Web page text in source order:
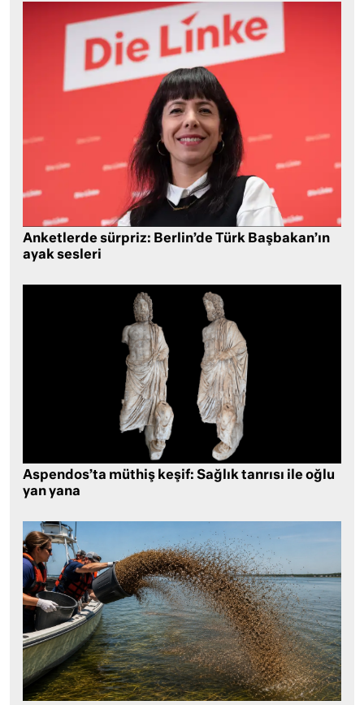
Anketlerde sürpriz: Berlin’de Türk Başbakan’ın
ayak sesleri
Aspendos’ta müthiş keşif: Sağlık tanrısı ile oğlu
yan yana